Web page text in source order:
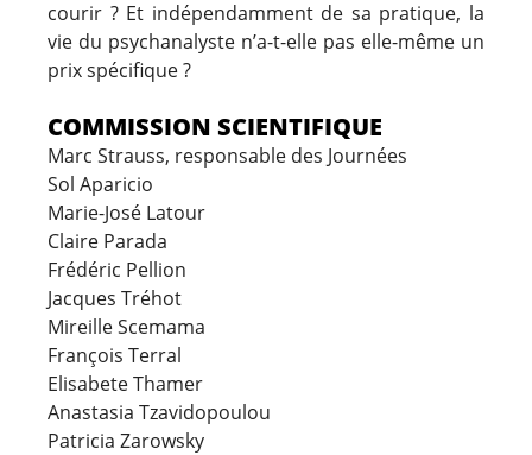
courir ? Et indépendamment de sa pratique, la
vie du psychanalyste n’a-t-elle pas elle-même un
prix spécifique ?
COMMISSION SCIENTIFIQUE
Marc Strauss, responsable des Journées
Sol Aparicio
Marie-José Latour
Claire Parada
Frédéric Pellion
Jacques Tréhot
Mireille Scemama
François Terral
Elisabete Thamer
Anastasia Tzavidopoulou
Patricia Zarowsky